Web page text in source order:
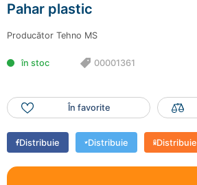
Pahar plastic
Producător Tehno MS
în stoc 00001361
În favorite
Distribuie Distribuie Distribuie